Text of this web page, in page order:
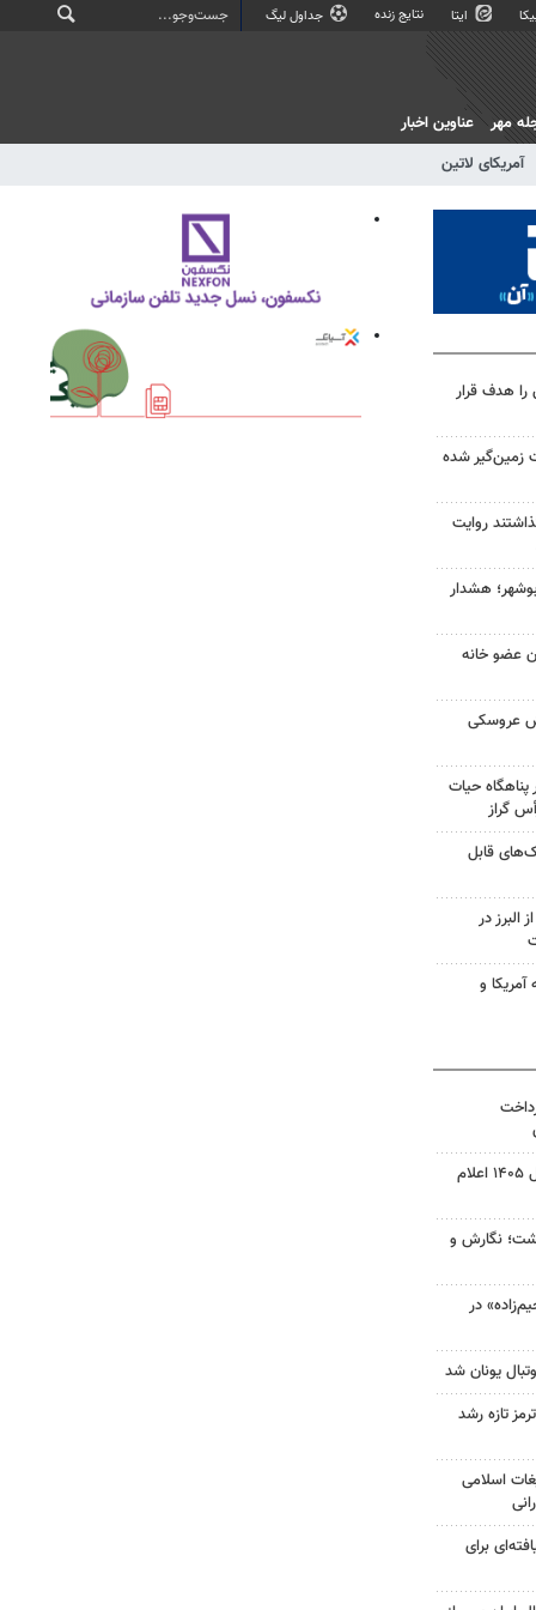
ایتا نتایج زنده جداول لیگ
آمریکای لاتین
مهر عناوین اخبار
هدف قرار
زمین‌گیر شده
روایت
هشدار
عضو خانه
عروسکی
حیات
قابل
البرز در
و
نتیجه آزمون ورودی سمپاد سال ۱۴۰۵ اعلام
نگارش و
در
یونان شد
تازه رشد
اسلامی
برای